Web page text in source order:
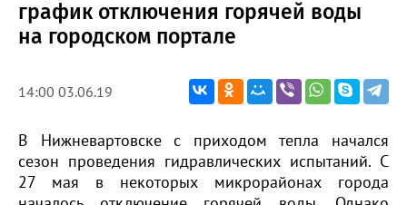
график отключения горячей воды
на городском портале
14:00 03.06.19
В Нижневартовске с приходом тепла начался
сезон проведения гидравлических испытаний. С
27 мая в некоторых микрорайонах города